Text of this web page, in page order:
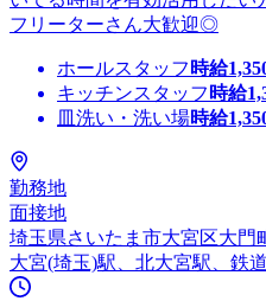
フリーターさん大歓迎◎
ホールスタッフ 時給
キッチンスタッフ 時給
皿洗い・洗い場時給
勤務地
面接地
埼玉県さいたま市大宮区大門
大宮(埼玉)駅、北大宮駅、鉄